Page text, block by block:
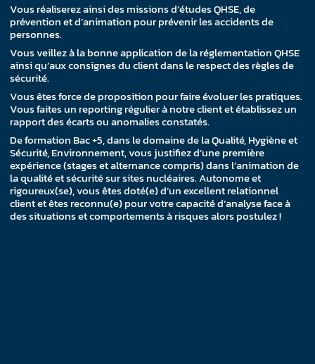
Vous réaliserez ainsi des missions d’études QHSE, de
prévention et d’animation pour prévenir les accidents de
personnes.
Vous veillez à la bonne application de la réglementation QHSE
ainsi qu’aux consignes du client dans le respect des règles de
sécurité.
Vous êtes force de proposition pour faire évoluer les pratiques.
Vous faites un reporting régulier à notre client et établissez un
rapport des écarts ou anomalies constatés.
De formation Bac +5, dans le domaine de la Qualité, Hygiène et
Sécurité, Environnement, vous justifiez d’une première
expérience (stages et alternance compris) dans l’animation de
la qualité et sécurité sur sites nucléaires. Autonome et
rigoureux(se), vous êtes doté(e) d’un excellent relationnel
client et êtes reconnu(e) pour votre capacité d’analyse face à
des situations et comportements à risques alors postulez !